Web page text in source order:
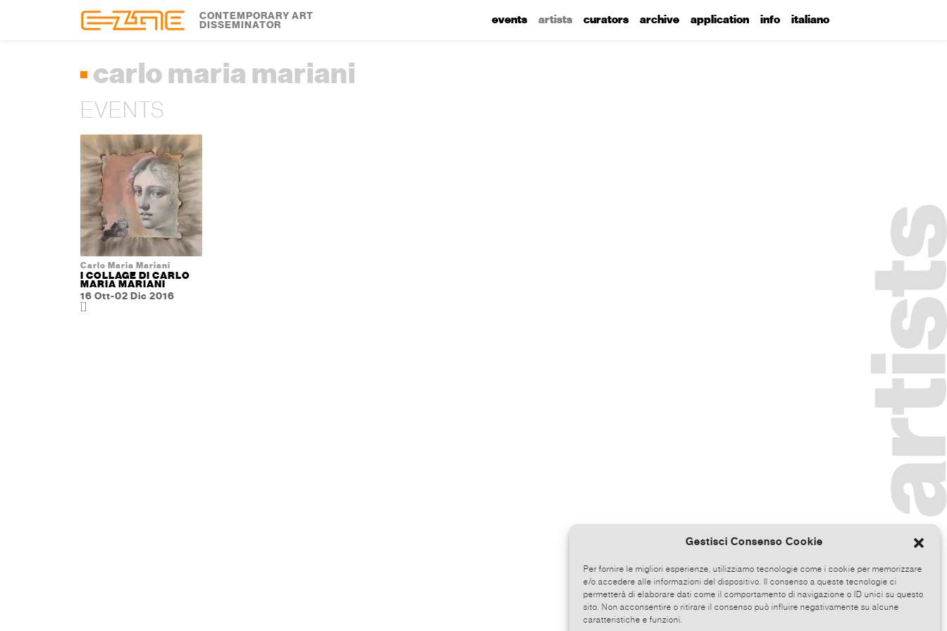
Gestisci Consenso Cookie
Per fornire le migliori esperienze, utilizziamo tecnologie come i cookie per memorizzare
e/o accedere alle informazioni del dispositivo. Il consenso a queste tecnologie ci
permetterà di elaborare dati come il comportamento di navigazione o ID unici su questo
sito. Non acconsentire o ritirare il consenso può influire negativamente su alcune
caratteristiche e funzioni.
CONTEMPORARY ART
DISSEMINATOR events artists curators archive application info italiano
carlo maria mariani
EVENTS
Carlo Maria Mariani
I COLLAGE DI CARLO
MARIA MARIANI
16 Ott-02 Dic 2016
[]